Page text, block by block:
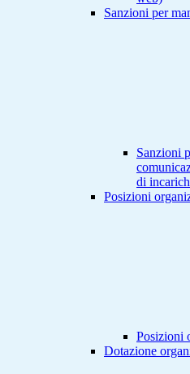
Sanzioni per
Sanzioni
di
Posizioni
Posizioni
Dotazione